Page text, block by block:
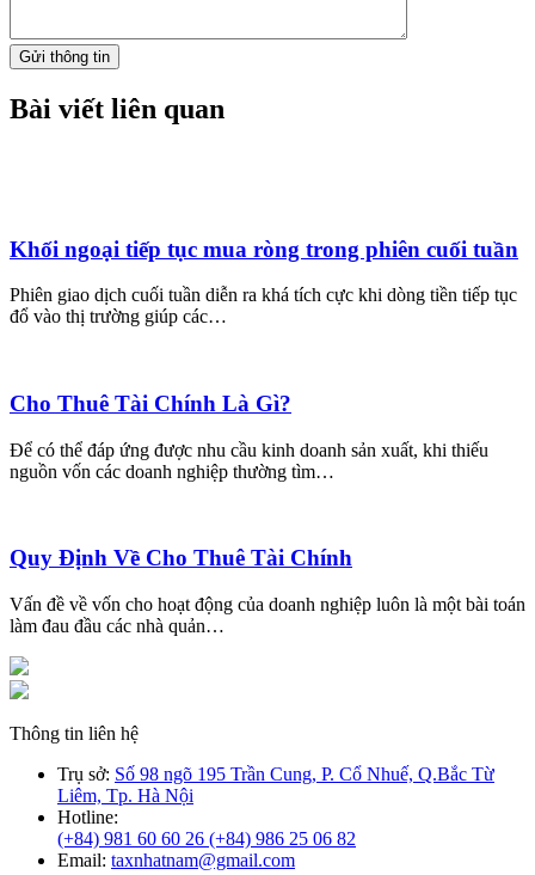
Gửi thông tin
Bài viết liên quan
Khối ngoại tiếp tục mua ròng trong phiên cuối tuần
Phiên giao dịch cuối tuần diễn ra khá tích cực khi dòng tiền tiếp tục
đổ vào thị trường giúp các…
Cho Thuê Tài Chính Là Gì?
Để có thể đáp ứng được nhu cầu kinh doanh sản xuất, khi thiếu
nguồn vốn các doanh nghiệp thường tìm…
Quy Định Về Cho Thuê Tài Chính
Vấn đề về vốn cho hoạt động của doanh nghiệp luôn là một bài toán
làm đau đầu các nhà quản…
Thông tin liên hệ
Trụ sở: Số 98 ngõ 195 Trần Cung, P. Cổ Nhuế, Q.Bắc Từ
Liêm, Tp. Hà Nội
Hotline:
(+84) 981 60 60 26 (+84) 986 25 06 82
Email: taxnhatnam@gmail.com